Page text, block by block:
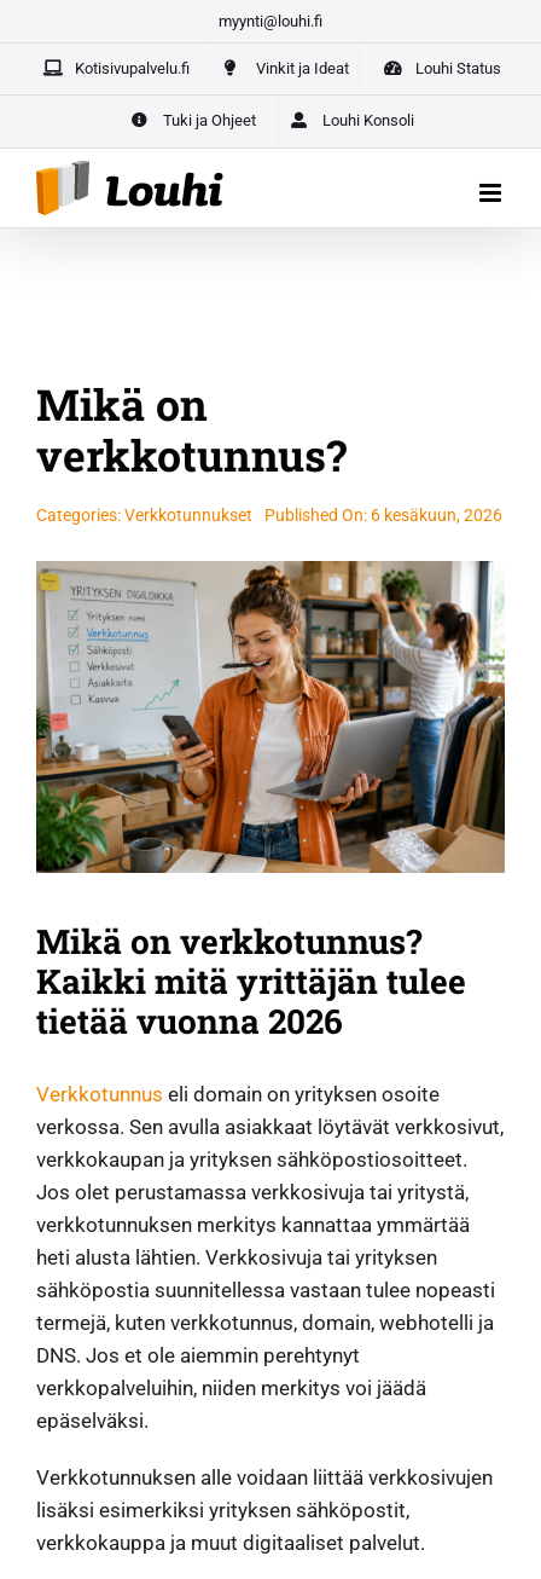
content
myynti@louhi.fi
Kotisivupalvelu.fi Vinkit ja Ideat Louhi Status
Tuki ja Ohjeet Louhi Konsoli
Mikä on
verkkotunnus?
Categories:Verkkotunnukset Published On: 6 kesäkuun, 2026
Mikä on verkkotunnus?
Kaikki mitä yrittäjän tulee
tietää vuonna 2026
Verkkotunnus eli domain on yrityksen osoite
verkossa. Sen avulla asiakkaat löytävät verkkosivut,
verkkokaupan ja yrityksen sähköpostiosoitteet.
Jos olet perustamassa verkkosivuja tai yritystä,
verkkotunnuksen merkitys kannattaa ymmärtää
heti alusta lähtien. Verkkosivuja tai yrityksen
sähköpostia suunnitellessa vastaan tulee nopeasti
termejä, kuten verkkotunnus, domain, webhotelli ja
DNS. Jos et ole aiemmin perehtynyt
verkkopalveluihin, niiden merkitys voi jäädä
epäselväksi.
Verkkotunnuksen alle voidaan liittää verkkosivujen
lisäksi esimerkiksi yrityksen sähköpostit,
verkkokauppa ja muut digitaaliset palvelut.
Yrittäjän paketti aloittaville yrittäjille –
kaikki yrityksesi
digipalvelut yhdestä paikasta
ALOITA TÄSTÄ